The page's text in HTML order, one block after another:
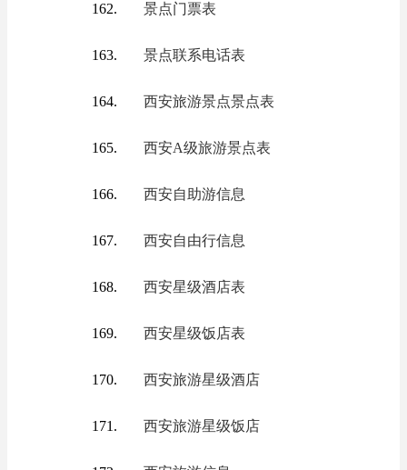
景点门票表
景点联系电话表
西安旅游景点景点表
西安A级旅游景点表
西安自助游信息
西安自由行信息
西安星级酒店表
西安星级饭店表
西安旅游星级酒店
西安旅游星级饭店